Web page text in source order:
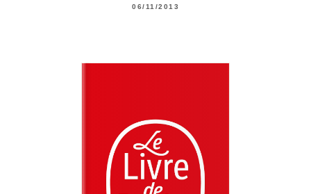
06/11/2013